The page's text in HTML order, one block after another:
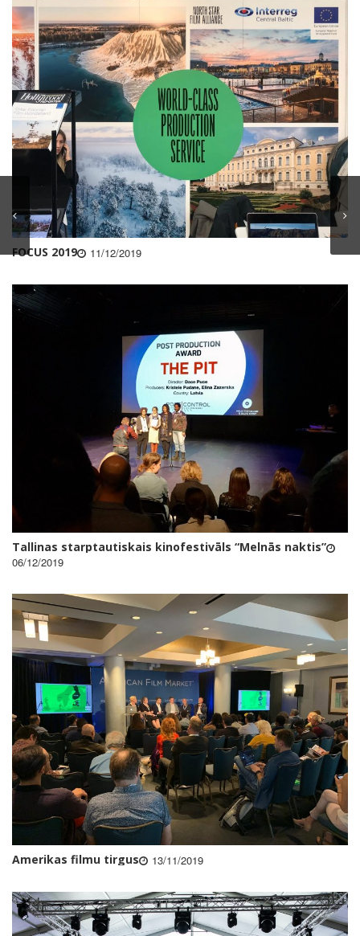
FOCUS 2019 11/12/2019
Tallinas starptautiskais kinofestivāls “Melnās naktis”
06/12/2019
Amerikas filmu tirgus 13/11/2019